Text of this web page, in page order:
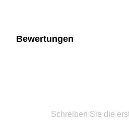
Bewertungen
Schreiben Sie die